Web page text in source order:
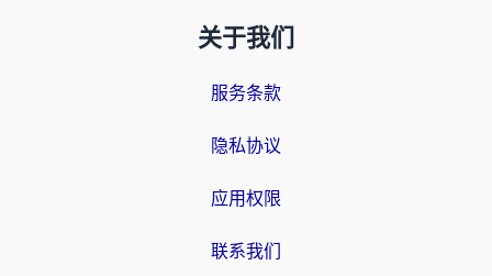
关于我们
服务条款
隐私协议
应用权限
联系我们